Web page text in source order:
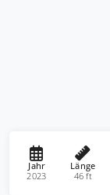
Jahr
2023
Länge
46 ft